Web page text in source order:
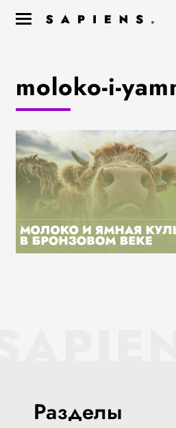
moloko-i-
Разделы